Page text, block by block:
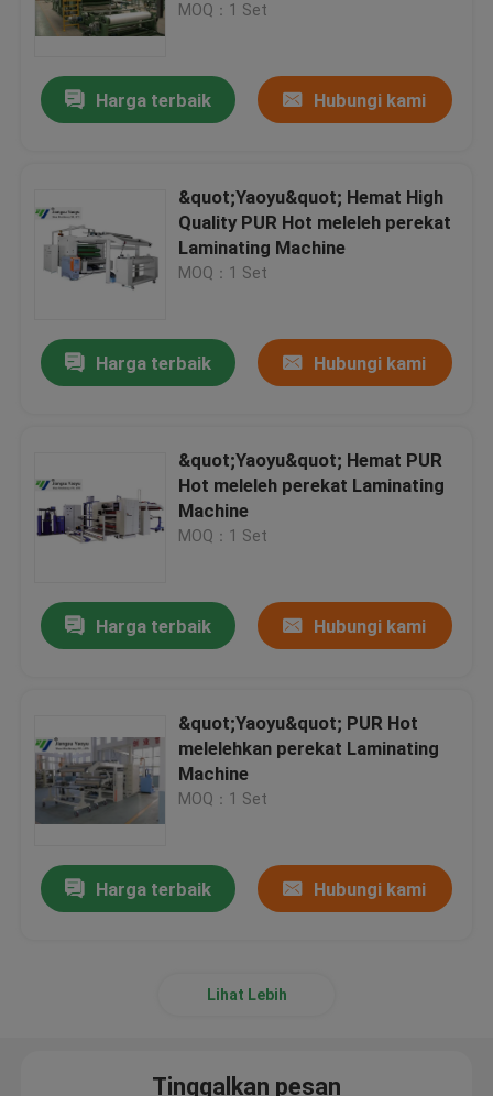
MOQ：1 Set
Harga terbaik Hubungi kami
&quot;Yaoyu&quot; Hemat High
Quality PUR Hot meleleh perekat
Laminating Machine
MOQ：1 Set
Harga terbaik Hubungi kami
&quot;Yaoyu&quot; Hemat PUR
Hot meleleh perekat Laminating
Machine
MOQ：1 Set
Harga terbaik Hubungi kami
&quot;Yaoyu&quot; PUR Hot
melelehkan perekat Laminating
Machine
MOQ：1 Set
Harga terbaik Hubungi kami
Lihat Lebih
Tinggalkan pesan